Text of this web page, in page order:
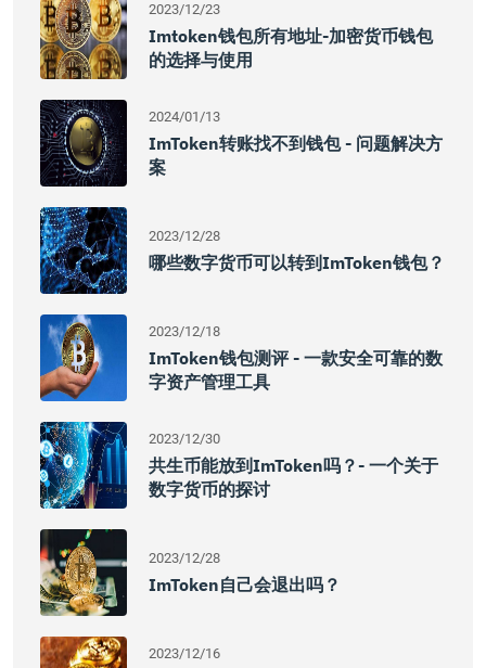
2023/12/23
Imtoken钱包所有地址-加密货币钱包
的选择与使用
2024/01/13
ImToken转账找不到钱包 - 问题解决方
案
2023/12/28
哪些数字货币可以转到imToken钱包？
2023/12/18
ImToken钱包测评 - 一款安全可靠的数
字资产管理工具
2023/12/30
共生币能放到imToken吗？- 一个关于
数字货币的探讨
2023/12/28
ImToken自己会退出吗？
2023/12/16